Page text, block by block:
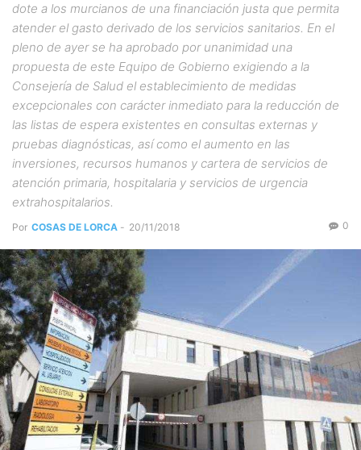
dote a los murcianos de una financiación justa que permita
atender el gasto derivado de los servicios sanitarios. En el
pleno de ayer se ha aprobado por unanimidad una
propuesta de este Equipo de Gobierno exigiendo a la
Consejería de Salud el establecimiento de medidas
excepcionales con carácter inmediato para la reducción de
las listas de espera existentes en consultas externas y
pruebas diagnósticas, así como el aumento en las
inversiones, recursos humanos y cartera de servicios de
atención primaria, hospitalaria y servicios de urgencia
extrahospitalarios.
Por COSAS DE LORCA - 20/11/2018 0